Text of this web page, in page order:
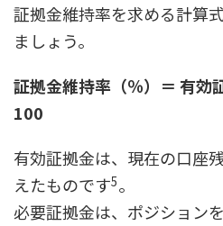
証拠金維持率を求める計算
ましょう。
証拠金維持率（％）＝ 有
100
有効証拠金は、現在の口座
えたものです5。
必要証拠金は、ポジション